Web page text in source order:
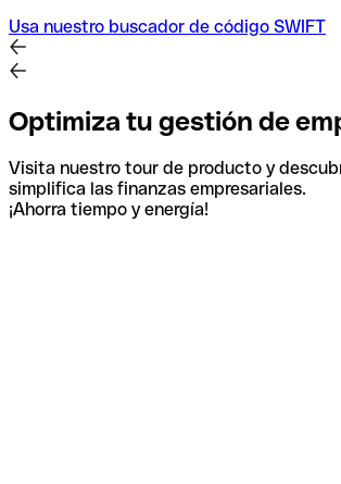
Usa nuestro buscador de código SWIFT
Optimiza tu gestión de
Visita nuestro tour de producto y
simplifica las finanzas empresariales.
¡Ahorra tiempo y energía!